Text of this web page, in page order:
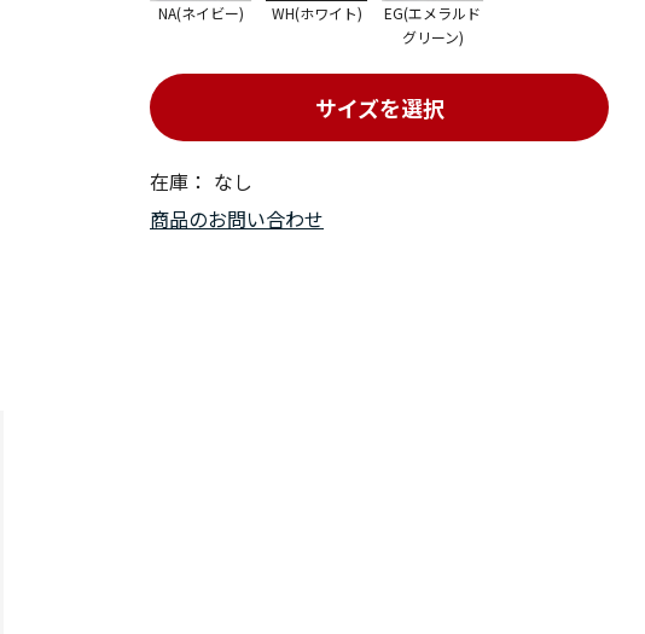
在庫： なし
サイズを選択
NA(ネイビー) WH(ホワイト)
EG(エメラルド
グリーン)
商品のお問い合わせ